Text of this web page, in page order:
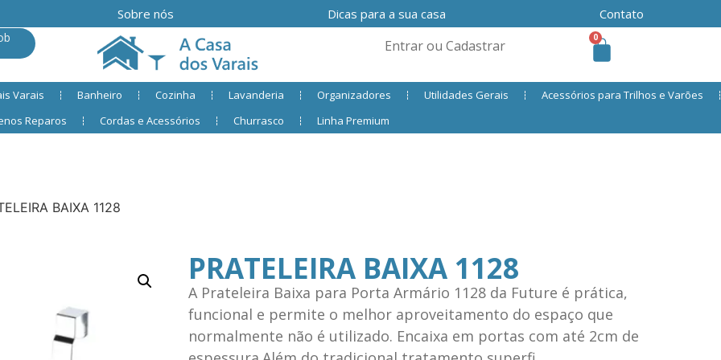
Sobre nós Dicas para a sua casa Contato
Entrar ou Cadastrar 0
Varais Banheiro Cozinha Lavanderia Organizadores Utilidades Gerais
Acessórios para Trilhos e Varões
Reparos
Cordas e Acessórios Churrasco Linha Premium
BAIXA 1128
PRATELEIRA BAIXA 1128
A Prateleira Baixa para Porta Armário 1128 da Future é prática,
funcional e permite o melhor aproveitamento do espaço que
normalmente não é utilizado. Encaixa em portas com até 2cm de